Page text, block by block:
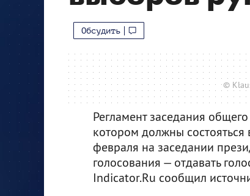
Обсудить
©
Регламент заседания
котором должны
февраля на заседании
голосования — отдавать
Indicator.Ru сообщил